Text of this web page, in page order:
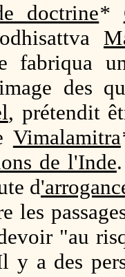
doctrine*
fabriqua
des
, prétendit
Vimalamitra
de l'Inde
d
les
"au
a des